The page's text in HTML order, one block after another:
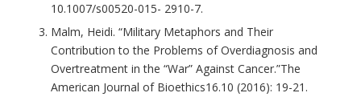
10.1007/s00520-015- 2910-7.
Malm, Heidi. “Military Metaphors and Their
Contribution to the Problems of Overdiagnosis and
Overtreatment in the “War” Against Cancer.”The
American Journal of Bioethics16.10 (2016): 19-21.